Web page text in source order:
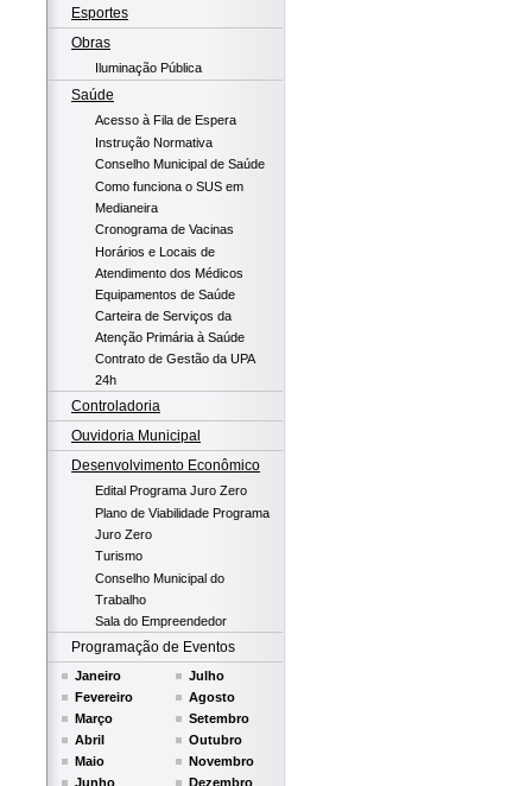
Esportes
Obras
Iluminação Pública
Saúde
Acesso à Fila de Espera
Instrução Normativa
Conselho Municipal de Saúde
Como funciona o SUS em
Medianeira
Cronograma de Vacinas
Horários e Locais de
Atendimento dos Médicos
Equipamentos de Saúde
Carteira de Serviços da
Atenção Primária à Saúde
Contrato de Gestão da UPA
24h
Controladoria
Ouvidoria Municipal
Desenvolvimento Econômico
Edital Programa Juro Zero
Plano de Viabilidade Programa
Juro Zero
Turismo
Conselho Municipal do
Trabalho
Sala do Empreendedor
Programação de Eventos
Janeiro
Fevereiro
Março
Abril
Maio
Junho
Julho
Agosto
Setembro
Outubro
Novembro
Dezembro